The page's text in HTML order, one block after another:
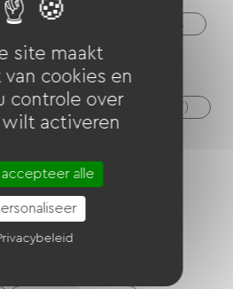
Garage Terras
Vakantiebonnen (ANCV)
site maakt
van cookies en
controle over
activeren
accepteer alle